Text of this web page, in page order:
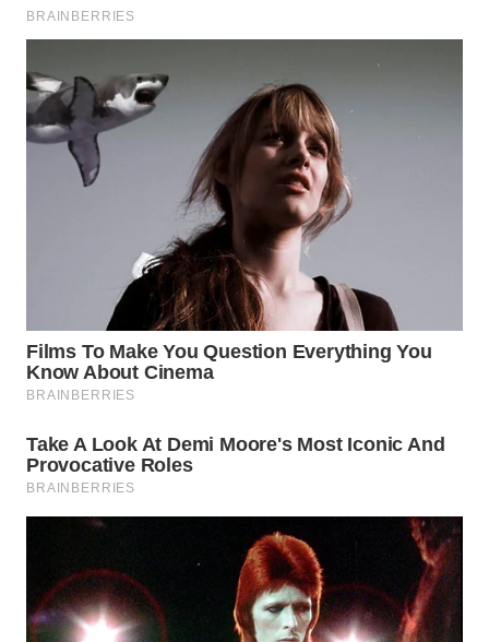
WN
WN
SURABAYA
WN
NATUNA
WN
MANDALIKA
LIKUPANG
WN
LABUANBAJO
WN
BORNEO